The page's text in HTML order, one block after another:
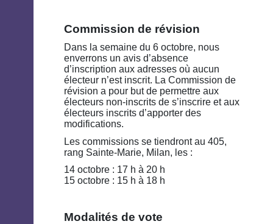
Commission de révision
Dans la semaine du 6 octobre, nous
enverrons un avis d’absence
d’inscription aux adresses où aucun
électeur n’est inscrit. La Commission de
révision a pour but de permettre aux
électeurs non-inscrits de s’inscrire et aux
électeurs inscrits d’apporter des
modifications.
Les commissions se tiendront au 405,
rang Sainte-Marie, Milan, les :
14 octobre : 17 h à 20 h
15 octobre : 15 h à 18 h
Modalités de vote